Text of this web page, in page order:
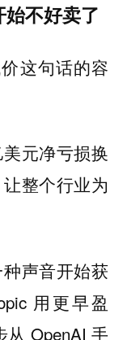
不好卖了
这句话的容
元净亏损换
整个行业为
声音开始获
用更早盈
OpenAI 手